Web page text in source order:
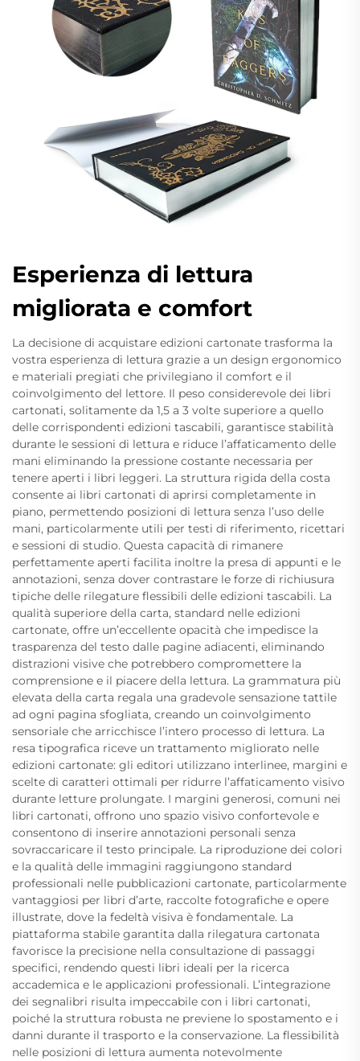
Esperienza di lettura
migliorata e comfort
La decisione di acquistare edizioni cartonate trasforma la
vostra esperienza di lettura grazie a un design ergonomico
e materiali pregiati che privilegiano il comfort e il
coinvolgimento del lettore. Il peso considerevole dei libri
cartonati, solitamente da 1,5 a 3 volte superiore a quello
delle corrispondenti edizioni tascabili, garantisce stabilità
durante le sessioni di lettura e riduce l’affaticamento delle
mani eliminando la pressione costante necessaria per
tenere aperti i libri leggeri. La struttura rigida della costa
consente ai libri cartonati di aprirsi completamente in
piano, permettendo posizioni di lettura senza l’uso delle
mani, particolarmente utili per testi di riferimento, ricettari
e sessioni di studio. Questa capacità di rimanere
perfettamente aperti facilita inoltre la presa di appunti e le
annotazioni, senza dover contrastare le forze di richiusura
tipiche delle rilegature flessibili delle edizioni tascabili. La
qualità superiore della carta, standard nelle edizioni
cartonate, offre un’eccellente opacità che impedisce la
trasparenza del testo dalle pagine adiacenti, eliminando
distrazioni visive che potrebbero compromettere la
comprensione e il piacere della lettura. La grammatura più
elevata della carta regala una gradevole sensazione tattile
ad ogni pagina sfogliata, creando un coinvolgimento
sensoriale che arricchisce l’intero processo di lettura. La
resa tipografica riceve un trattamento migliorato nelle
edizioni cartonate: gli editori utilizzano interlinee, margini e
scelte di caratteri ottimali per ridurre l’affaticamento visivo
durante letture prolungate. I margini generosi, comuni nei
libri cartonati, offrono uno spazio visivo confortevole e
consentono di inserire annotazioni personali senza
sovraccaricare il testo principale. La riproduzione dei colori
e la qualità delle immagini raggiungono standard
professionali nelle pubblicazioni cartonate, particolarmente
vantaggiosi per libri d’arte, raccolte fotografiche e opere
illustrate, dove la fedeltà visiva è fondamentale. La
piattaforma stabile garantita dalla rilegatura cartonata
favorisce la precisione nella consultazione di passaggi
specifici, rendendo questi libri ideali per la ricerca
accademica e le applicazioni professionali. L’integrazione
dei segnalibri risulta impeccabile con i libri cartonati,
poiché la struttura robusta ne previene lo spostamento e i
danni durante il trasporto e la conservazione. La flessibilità
nelle posizioni di lettura aumenta notevolmente